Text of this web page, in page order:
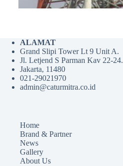
ALAMAT
Grand Slipi Tower Lt 9 Unit A.
Jl. Letjend S Parman Kav 22-24.
Jakarta, 11480
021-29021970
admin@caturmitra.co.id
Home
Brand & Partner
News
Gallery
About Us